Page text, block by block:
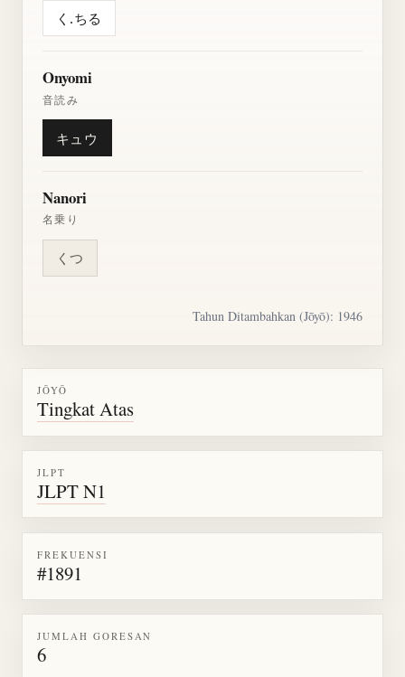
く.ちる
Onyomi
音読み
キュウ
Nanori
名乗り
くつ
Tahun Ditambahkan (Jōyō): 1946
JŌYŌ
Tingkat Atas
JLPT
JLPT N1
FREKUENSI
#1891
JUMLAH GORESAN
6